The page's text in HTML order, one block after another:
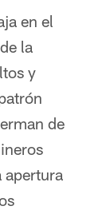
en el
la
y
de
apertura